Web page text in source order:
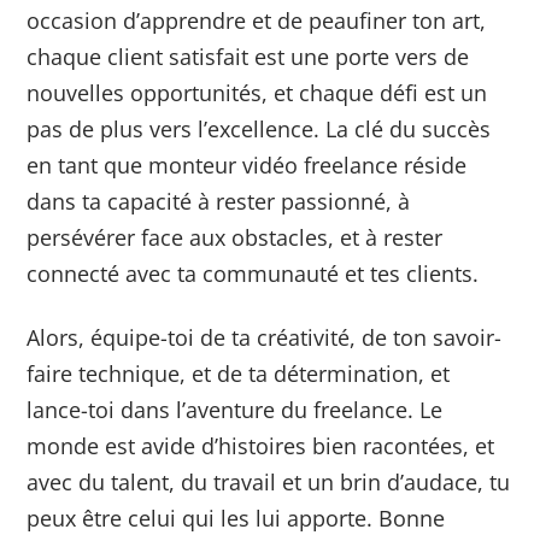
occasion d’apprendre et de peaufiner ton art,
chaque client satisfait est une porte vers de
nouvelles opportunités, et chaque défi est un
pas de plus vers l’excellence. La clé du succès
en tant que monteur vidéo freelance réside
dans ta capacité à rester passionné, à
persévérer face aux obstacles, et à rester
connecté avec ta communauté et tes clients.
Alors, équipe-toi de ta créativité, de ton savoir-
faire technique, et de ta détermination, et
lance-toi dans l’aventure du freelance. Le
monde est avide d’histoires bien racontées, et
avec du talent, du travail et un brin d’audace, tu
peux être celui qui les lui apporte. Bonne